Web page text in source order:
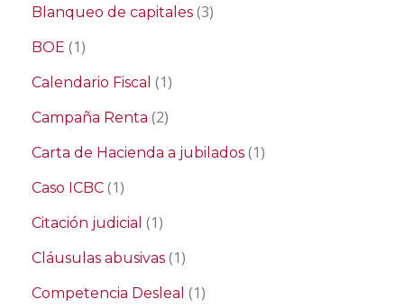
Blanqueo de capitales (3)
BOE (1)
Calendario Fiscal (1)
Campaña Renta (2)
Carta de Hacienda a jubilados (1)
Caso ICBC (1)
Citación judicial (1)
Cláusulas abusivas (1)
Competencia Desleal (1)